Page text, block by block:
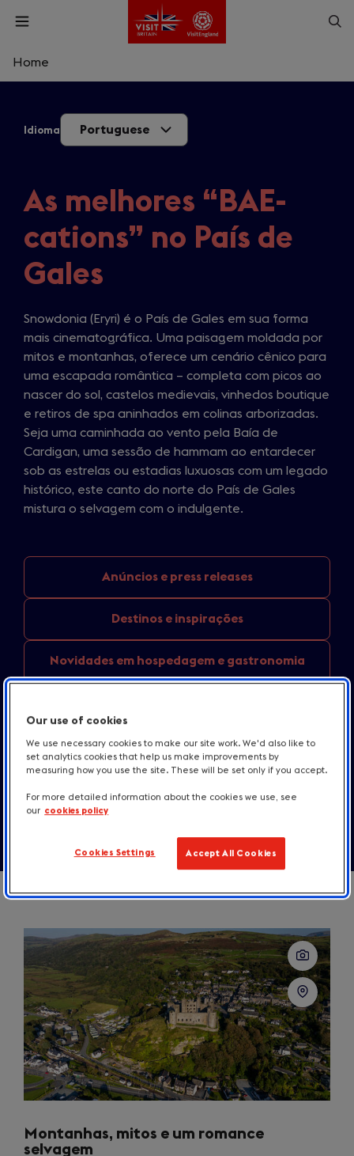
Skip
content
Open
a
Home
Idioma Portuguese
As melhores “BAE-
cations” no País de
Gales
Snowdonia (Eryri) é o País de Gales em sua forma
mais cinematográfica. Uma paisagem moldada por
mitos e montanhas, oferece um cenário cênico para
uma escapada romântica – completa com picos ao
nascer do sol, castelos medievais, vinhedos boutique
e retiros de spa aninhados em colinas arborizadas.
Seja uma caminhada ao vento pela Baía de
Cardigan, uma sessão de hammam ao entardecer
sob as estrelas ou estadias luxuosas com um legado
histórico, este canto do norte do País de Gales
mistura o selvagem com o indulgente.
Anúncios e press releases
Destinos e inspirações
Novidades em hospedagem e gastronomia
Recursos paraa imprensa
Montanhas, mitos e um romance
selvagem
Our use of cookies
We use necessary cookies to make our site work. We'd also like to
set analytics cookies that help us make improvements by
measuring how you use the site. These will be set only if you accept.
For more detailed information about the cookies we use, see
our cookies policy
Cookies Settings Accept All Cookies